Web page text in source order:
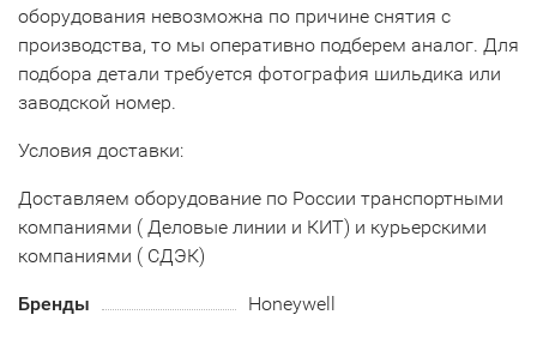
оборудования невозможна по причине снятия с
производства, то мы оперативно подберем аналог. Для
подбора детали требуется фотография шильдика или
заводской номер.
Условия доставки:
Доставляем оборудование по России транспортными
компаниями ( Деловые линии и КИТ) и курьерскими
компаниями ( СДЭК)
Бренды Honeywell